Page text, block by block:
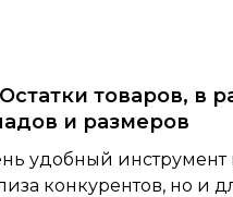
Остатки товаров, в
и размеров
удобный инструмент
конкурентов, но и